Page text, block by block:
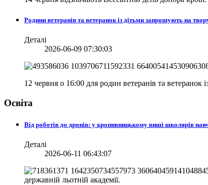
Родини ветеранів та ветеранок із дітьми запрошують на
Деталі
2026-06-09 07:30:03
12 червня о 16:00 для родин ветеранів та ветеранок
Освіта
Від роботів до дронів: у кропивницькому виші школярів
Деталі
2026-06-11 06:43:07
державній льотній академії.